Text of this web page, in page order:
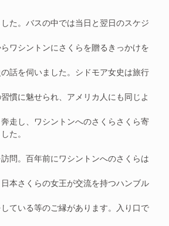
た。バスの中では当日と翌日のスケジ
ワシントンにさくらを贈るきっかけを
話を伺いました。シドモア女史は旅行
慣に魅せられ、アメリカ人にも同じよ
走し、ワシントンへのさくらさくら寄
た。
問。百年前にワシントンへのさくらは
本さくらの女王が交流を持つハンブル
ている等のご縁があります。入り口で